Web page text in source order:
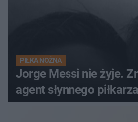
PIŁKA NOŻNA
Jorge Messi nie żyje.
agent słynnego piłkarza